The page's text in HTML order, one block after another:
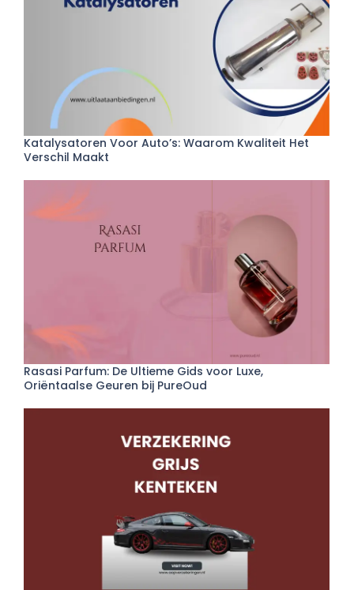
Katalysatoren Voor Auto’s: Waarom Kwaliteit Het
Verschil Maakt
Rasasi Parfum: De Ultieme Gids voor Luxe,
Oriëntaalse Geuren bij PureOud